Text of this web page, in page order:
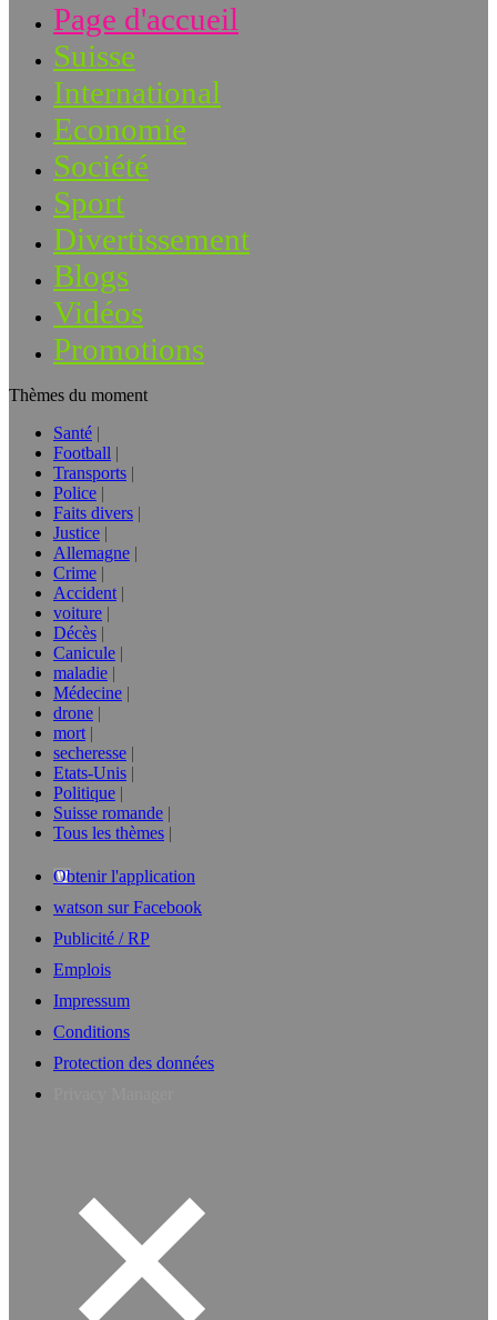
Page d'accueil
Suisse
International
Economie
Société
Sport
Divertissement
Blogs
Vidéos
Promotions
Thèmes du moment
Santé
Football
Transports
Police
Faits divers
Justice
Allemagne
Crime
Accident
voiture
Décès
Canicule
maladie
Médecine
drone
mort
secheresse
Etats-Unis
Politique
Suisse romande
Tous les thèmes
Obtenir l'application
watson sur Facebook
Publicité / RP
Emplois
Impressum
Conditions
Protection des données